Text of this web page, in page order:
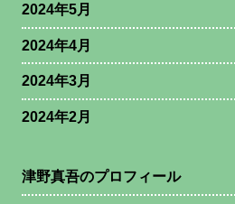
2024年5月
2024年4月
2024年3月
2024年2月
津野真吾のプロフィール